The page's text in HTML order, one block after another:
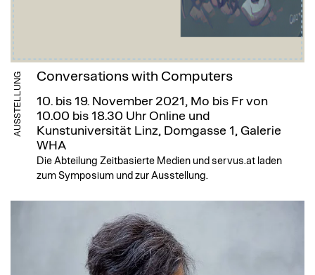
AUSSTELLUNG Conversations with Computers
10. bis 19. November 2021, Mo bis Fr von
10.00 bis 18.30 Uhr Online und
Kunstuniversität Linz, Domgasse 1, Galerie
WHA
Die Abteilung Zeitbasierte Medien und servus.at laden
zum Symposium und zur Ausstellung.